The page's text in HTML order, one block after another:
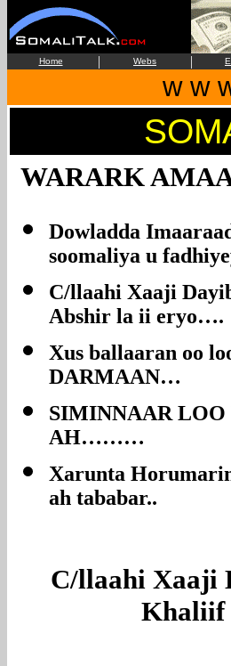
Home | Webs |
w w
WARARK
Dowladda
soomaliya u
C/llaahi Xaaji
Abshir la ii eryo….
Xus ballaaran oo
DARMAAN…
SIMINNAAR
AH………
Xarunta
ah tababar..
C/llaahi Xaaji
Khaliif